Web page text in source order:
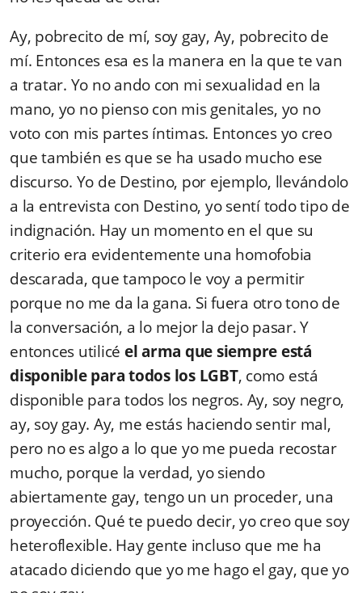
Ay, pobrecito de mí, soy gay, Ay, pobrecito de
mí. Entonces esa es la manera en la que te van
a tratar. Yo no ando con mi sexualidad en la
mano, yo no pienso con mis genitales, yo no
voto con mis partes íntimas. Entonces yo creo
que también es que se ha usado mucho ese
discurso. Yo de Destino, por ejemplo, llevándolo
a la entrevista con Destino, yo sentí todo tipo de
indignación. Hay un momento en el que su
criterio era evidentemente una homofobia
descarada, que tampoco le voy a permitir
porque no me da la gana. Si fuera otro tono de
la conversación, a lo mejor la dejo pasar. Y
entonces utilicé el arma que siempre está
disponible para todos los LGBT, como está
disponible para todos los negros. Ay, soy negro,
ay, soy gay. Ay, me estás haciendo sentir mal,
pero no es algo a lo que yo me pueda recostar
mucho, porque la verdad, yo siendo
abiertamente gay, tengo un un proceder, una
proyección. Qué te puedo decir, yo creo que soy
heteroflexible. Hay gente incluso que me ha
atacado diciendo que yo me hago el gay, que yo